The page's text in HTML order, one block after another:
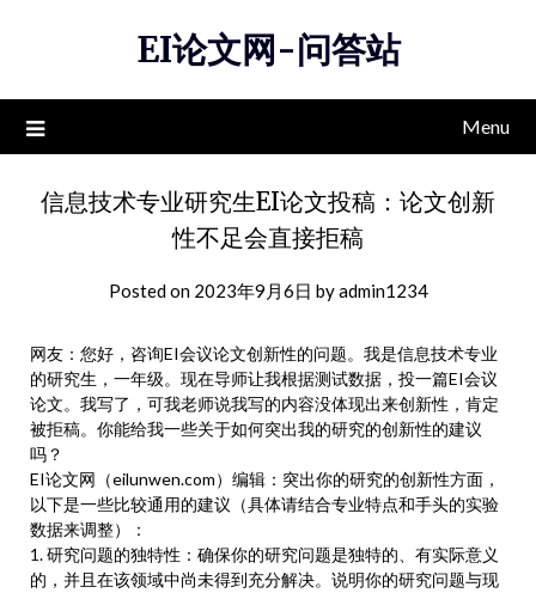
EI论文网-问答站
Menu
信息技术专业研究生EI论文投稿：论文创新
性不足会直接拒稿
Posted on 2023年9月6日 byadmin1234
网友：您好，咨询EI会议论文创新性的问题。我是信息技术专业
的研究生，一年级。现在导师让我根据测试数据，投一篇EI会议
论文。我写了，可我老师说我写的内容没体现出来创新性，肯定
被拒稿。你能给我一些关于如何突出我的研究的创新性的建议
吗？
EI论文网（eilunwen.com）编辑：突出你的研究的创新性方面，
以下是一些比较通用的建议（具体请结合专业特点和手头的实验
数据来调整）：
1. 研究问题的独特性：确保你的研究问题是独特的、有实际意义
的，并且在该领域中尚未得到充分解决。说明你的研究问题与现